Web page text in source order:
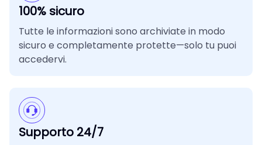
100% sicuro
Tutte le informazioni sono archiviate in modo
sicuro e completamente protette—solo tu puoi
accedervi.
Supporto 24/7